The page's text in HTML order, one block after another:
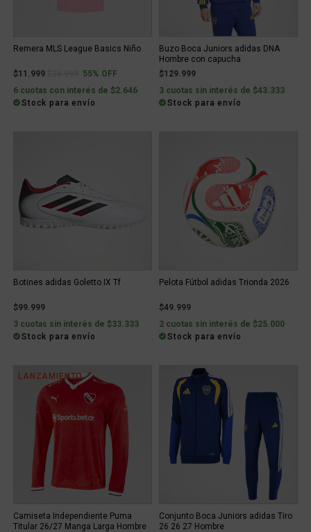
Remera MLS League Basics Niño
$11.999 Price reduced from
to55% OFF
6 cuotas con interés de $2.646
Stock para envío
Buzo Boca Juniors adidas DNA
Hombre con capucha
$129.999
3 cuotas sin interés de $43.333
Stock para envío
Botines adidas Goletto IX Tf
$99.999
3 cuotas sin interés de $33.333
Stock para envío
Pelota Fútbol adidas Trionda 2026
$49.999
2 cuotas sin interés de $25.000
Stock para envío
LANZAMIENTO
Camiseta Independiente Puma
Titular 26/27 Manga Larga Hombre
Conjunto Boca Juniors adidas Tiro
26 26 27 Hombre